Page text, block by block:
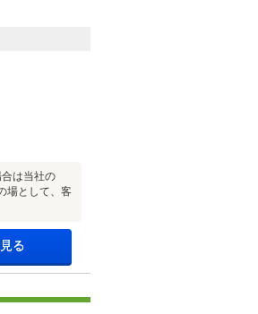
は当社の
場として、客
る